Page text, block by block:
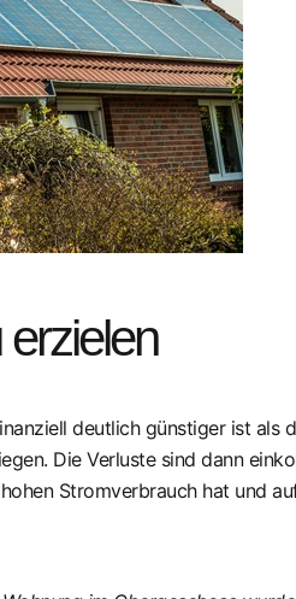
deutlich günstiger ist als
Die Verluste sind dann
Stromverbrauch hat und